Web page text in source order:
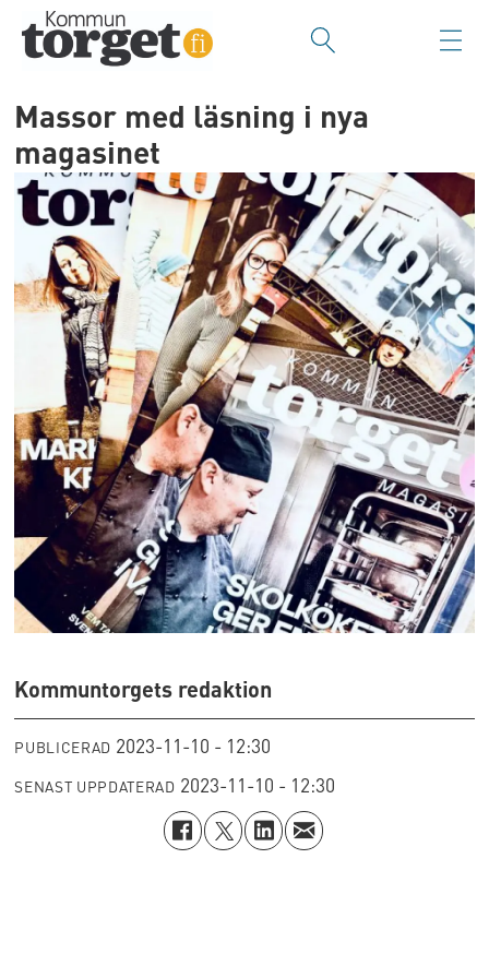
Massor med läsning i nya
magasinet
Kommuntorgets redaktion
PUBLICERAD 2023-11-10 - 12:30
SENAST UPPDATERAD 2023-11-10 - 12:30